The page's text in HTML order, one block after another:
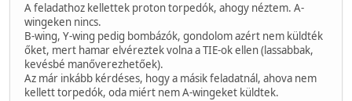
A feladathoz kellettek proton torpedók, ahogy néztem. A-
wingeken nincs.
B-wing, Y-wing pedig bombázók, gondolom azért nem küldték
őket, mert hamar elvéreztek volna a TIE-ok ellen (lassabbak,
kevésbé manőverezhetőek).
Az már inkább kérdéses, hogy a másik feladatnál, ahova nem
kellett torpedók, oda miért nem A-wingeket küldtek.